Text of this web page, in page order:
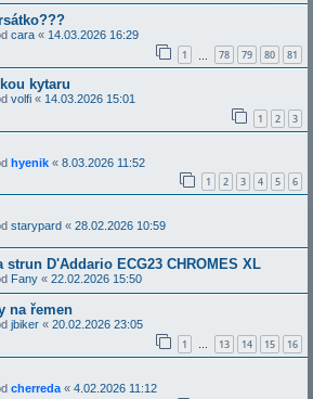
cara « 14.03.2026 16:29
1 78 79 80 81
kytaru
volfi « 14.03.2026 15:01
1 2 3
hyenik « 8.03.2026 11:52
1 2 3 4 5 6
starypard « 28.02.2026 10:59
strun D'Addario ECG23 CHROMES XL
Fany « 22.02.2026 15:50
na řemen
jbiker « 20.02.2026 23:05
1 … 13 14 15 16
cherreda « 4.02.2026 11:12